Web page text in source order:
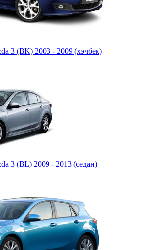
3 (BK) 2003 - 2009 (хэчбек)
3 (BL) 2009 - 2013 (седан)